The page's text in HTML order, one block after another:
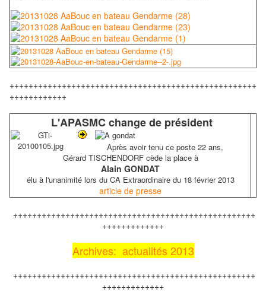
++++++++++++++++++++++++++++++++++++++++++++++++++++
++++++++++++
L'APASMC change de président
Après avoir tenu ce poste 22 ans,
Gérard TISCHENDORF cède la place à
Alain GONDAT
élu à l'unanimité lors du CA Extraordinaire du 18 février 2013
article de presse
+++++++++++++++++++++++++++++++++++++++++++++++++++
+++++++++++++
Archives: actualités 2013
+++++++++++++++++++++++++++++++++++++++++++++++++++
+++++++++++++